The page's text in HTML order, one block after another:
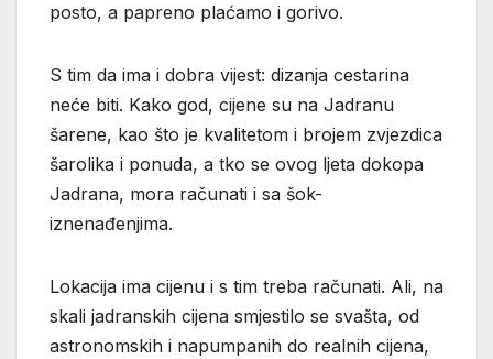
posto, a papreno plaćamo i gorivo.
S tim da ima i dobra vijest: dizanja cestarina
neće biti. Kako god, cijene su na Jadranu
šarene, kao što je kvalitetom i brojem zvjezdica
šarolika i ponuda, a tko se ovog ljeta dokopa
Jadrana, mora računati i sa šok-
iznenađenjima.
Lokacija ima cijenu i s tim treba računati. Ali, na
skali jadranskih cijena smjestilo se svašta, od
astronomskih i napumpanih do realnih cijena,